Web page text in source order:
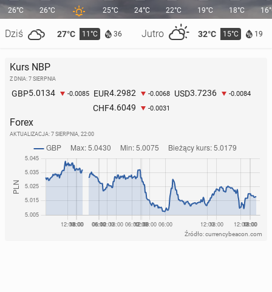
26°C
Dziś 27°C 11°C 36 Jutro 32°C 15°C 19
26°C 25°C 24°C 22°C 19°C 18°C
Kurs NBP
Z DNIA: 7 SIERPNIA
GBP5.0134 -0.0085 EUR4.2982 -0.0068 USD3.7236 -0.0084
CHF4.6049 -0.0031
Forex
AKTUALIZACJA: 7 SIERPNIA, 22:00
Źródło: currencybeacon.com